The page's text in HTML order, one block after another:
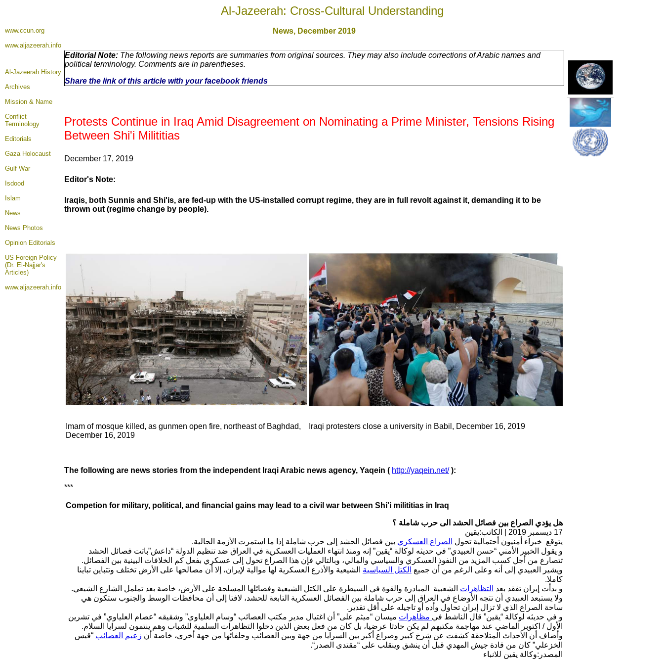
Al-Jazeerah: Cross-Cultural Understanding
www.ccun.org
www.aljazeerah.info
News, December 2019
Al-Jazeerah History
Archives
Mission & Name
Conflict
Terminology
Editorials
Gaza Holocaust
Gulf War
Isdood
Islam
News
News Photos
Opinion Editorials
US Foreign Policy
(Dr. El-Najjar's
Articles)
www.aljazeerah.info
Editorial Note: The following news reports are summaries from original sources. They may also include corrections of Arabic names and
political terminology. Comments are in parentheses.
Share the link of this article with your facebook friends
Protests Continue in Iraq Amid Disagreement on Nominating a Prime Minister, Tensions Rising
Between Shi'i Milititias
December 17, 2019
Editor's Note:
Iraqis, both Sunnis and Shi'is, are fed-up with the US-installed corrupt regime, they are in full revolt against it, demanding it to be
thrown out (regime change by people).
Imam of mosque killed, as gunmen open fire, northeast of Baghdad,
December 16, 2019
Iraqi protesters close a university in Babil, December 16, 2019
The following are news stories from the independent Iraqi Arabic news agency, Yaqein ( http://yaqein.net/):
***
Competion for military, political, and financial gains may lead to a civil war between Shi'i milititias in Iraq
هل يؤدي الصراع بين فصائل الحشد الى حرب شاملة ؟
17 ديسمبر 2019 | الكاتب:يقين
يتوقع خبراء أمنيون أحتمالية تحول الصراع العسكري بين فصائل الحشد إلى حرب شاملة إذا ما استمرت الأزمة الحالية.
و يقول الخبير الأمني “حسن العبيدي” في حديثه لوكالة “يقين” إنه ومنذ انتهاء العمليات العسكرية في العراق ضد تنظيم الدولة “داعش”باتت فصائل الحشد
تتصارع من أجل كسب المزيد من النفوذ العسكري والسياسي والمالي، وبالتالي فإن هذا الصراع تحول إلى عسكري بفعل كم الخلافات البينية بين الفصائل.
ويشير العبيدي إلى أنه وعلى الرغم من أن جميع الكتل السياسية الشيعية والأذرع العسكرية لها موالية لإيران، إلا أن مصالحها على الأرض تختلف وتتباين تباينا
كاملا.
و بدأت إيران تفقد بعد التظاهرات الشعبية المبادرة والقوة في السيطرة على الكتل الشيعية وفصائلها المسلحة على الأرض، خاصة بعد تململ الشارع الشيعي.
ولا يستبعد العبيدي أن تتجه الأوضاع في العراق إلى حرب شاملة بين الفصائل العسكرية التابعة للحشد، لافتا إلى أن محافظات الوسط والجنوب ستكون هي
ساحة الصراع الذي لا تزال إيران تحاول وأده أو تاجيله على أقل تقدير.
و في حديثه لوكالة “يقين” قال الناشط في مظاهرات ميسان “ميثم على” أن اغتيال مدير مكتب العصائب “وسام العلياوي” وشقيقه “عصام العلياوي” في تشرين
الأول / اكتوبر الماضي عند مهاجمة مكتبهم لم يكن حادثا عرضيا، بل كان من فعل بعض الذين دخلوا التظاهرات السلمية للشباب وهم ينتمون لسرايا السلام.
وأضاف أن الأحداث المتلاحقة كشفت عن شرخ كبير وصراع أكبر بين السرايا من جهة وبين العصائب وحلفائها من جهة أخرى، خاصة أن زعيم العصائب “قيس
الخزعلي” كان من قادة جيش المهدي قبل أن ينشق وينقلب على “مقتدى الصدر“.
المصدر:وكالة يقين للانباء